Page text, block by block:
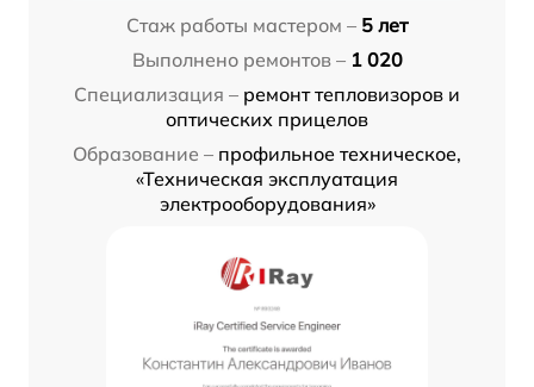
Стаж работы мастером – 5 лет
Выполнено ремонтов – 1 020
Специализация – ремонт тепловизоров и
оптических прицелов
Образование – профильное техническое,
«Техническая эксплуатация
электрооборудования»